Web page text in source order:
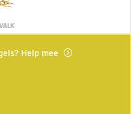
Help mee